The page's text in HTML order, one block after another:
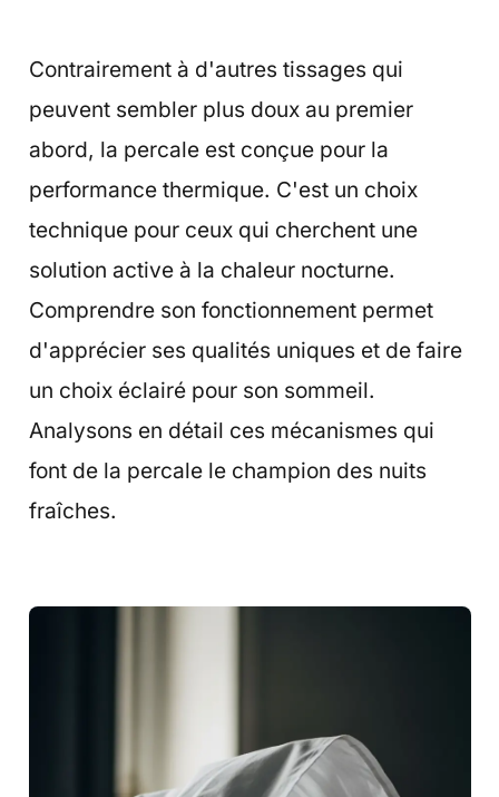
Contrairement à d'autres tissages qui
peuvent sembler plus doux au premier
abord, la percale est conçue pour la
performance thermique. C'est un choix
technique pour ceux qui cherchent une
solution active à la chaleur nocturne.
Comprendre son fonctionnement permet
d'apprécier ses qualités uniques et de faire
un choix éclairé pour son sommeil.
Analysons en détail ces mécanismes qui
font de la percale le champion des nuits
fraîches.